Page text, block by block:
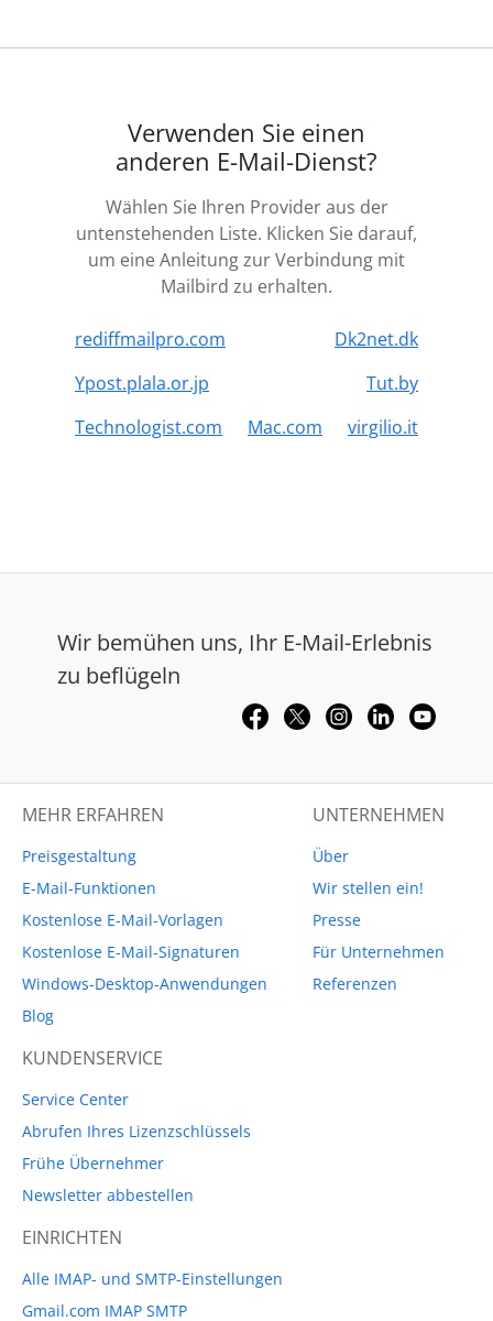
Verwenden Sie einen
anderen E-Mail-Dienst?
Wählen Sie Ihren Provider aus der
untenstehenden Liste. Klicken Sie darauf,
um eine Anleitung zur Verbindung mit
Mailbird zu erhalten.
rediffmailpro.com
Dk2net.dk
Ypost.plala.or.jp
Tut.by
Technologist.com
Mac.com virgilio.it
Wir bemühen uns, Ihr E-Mail-Erlebnis
zu beflügeln
MEHR ERFAHREN
Preisgestaltung
E-Mail-Funktionen
Kostenlose E-Mail-Vorlagen
Kostenlose E-Mail-Signaturen
Windows-Desktop-Anwendungen
Blog
UNTERNEHMEN
Über
Wir stellen ein!
Presse
Für Unternehmen
Referenzen
KUNDENSERVICE
Service Center
Abrufen Ihres Lizenzschlüssels
Frühe Übernehmer
Newsletter abbestellen
EINRICHTEN
Alle IMAP- und SMTP-Einstellungen
Gmail.com IMAP SMTP